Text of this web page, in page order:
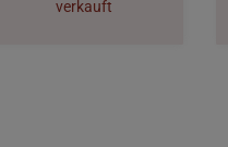
verkauft